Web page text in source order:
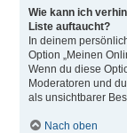
Wie kann ich
Liste auftaucht?
In deinem
Option „Meinen
Wenn du diese
Moderatoren und
als unsichtbarer
Nach oben